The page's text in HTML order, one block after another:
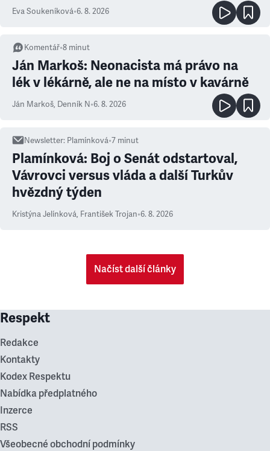
Eva Soukeníková•6. 8. 2026
Komentář•8 minut
Ján Markoš: Neonacista má právo na
lék v lékárně, ale ne na místo v kavárně
Ján Markoš, Denník N•6. 8. 2026
Newsletter: Plamínková•7 minut
Plamínková: Boj o Senát odstartoval,
Vávrovci versus vláda a další Turkův
hvězdný týden
Kristýna Jelínková, František Trojan•6. 8. 2026
Načíst další články
Respekt
Redakce
Kontakty
Kodex Respektu
Nabídka předplatného
Inzerce
RSS
Všeobecné obchodní podmínky